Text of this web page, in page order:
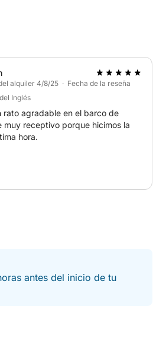
alquiler 4/8/25 · Fecha de la reseña
Inglés
rato agradable en el barco de
muy receptivo porque hicimos la
hora.
antes del inicio de tu